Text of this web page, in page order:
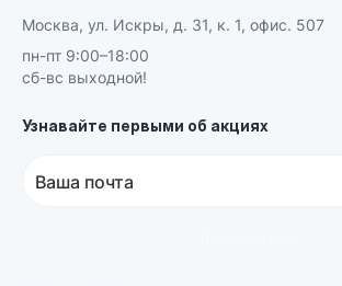
Москва, ул. Искры, д. 31, к. 1, офис. 507
пн-пт 9:00–18:00
сб-вс выходной!
Узнавайте первыми об акциях
Ваша почта